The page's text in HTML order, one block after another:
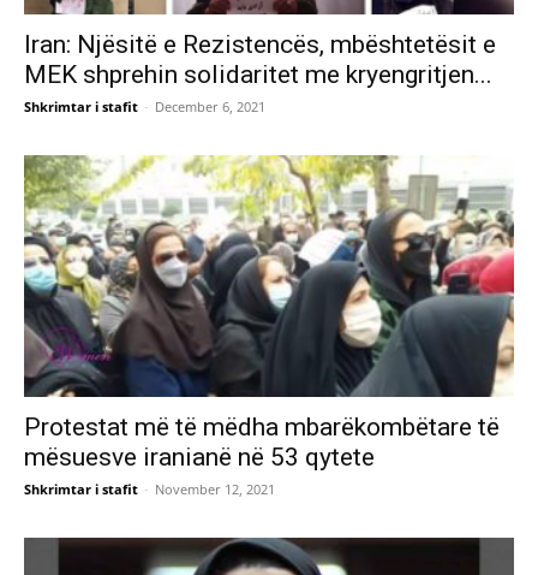
Iran: Njësitë e Rezistencës, mbështetësit e
MEK shprehin solidaritet me kryengritjen...
Shkrimtar i stafit - December 6, 2021
Protestat më të mëdha mbarëkombëtare të
mësuesve iranianë në 53 qytete
Shkrimtar i stafit - November 12, 2021